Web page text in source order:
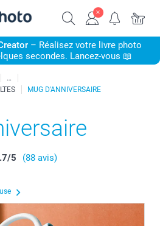
– Réalisez votre livre photo
secondes. Lancez-vous 📖
MUG D'ANNIVERSAIRE
/5
(88 avis)